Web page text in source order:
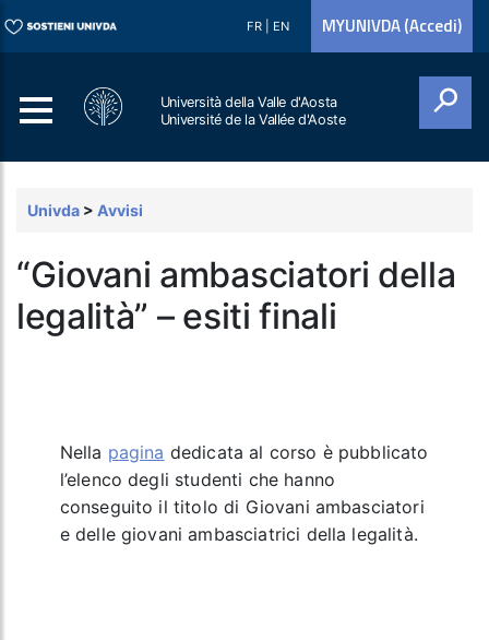
FR EN MYUNIVDA (Accedi)
Università della Valle d'Aosta
Université de la Vallée d'Aoste
Univda > Avvisi
“Giovani ambasciatori della
legalità” – esiti finali
Nella pagina dedicata al corso è pubblicato
l’elenco degli studenti che hanno
conseguito il titolo di Giovani ambasciatori
e delle giovani ambasciatrici della legalità.